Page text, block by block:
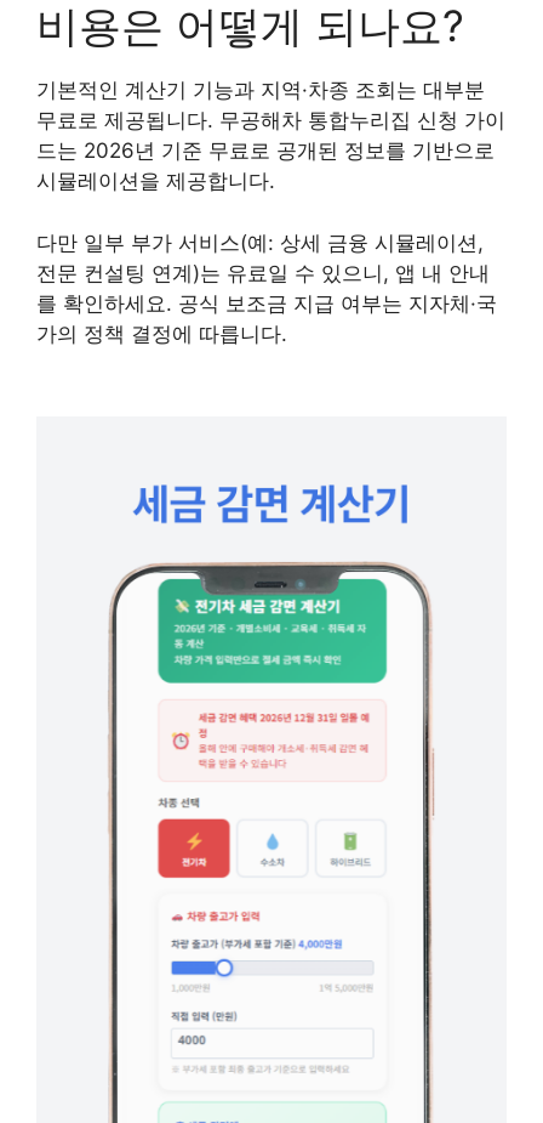
비용은 어떻게 되나요?
기본적인 계산기 기능과 지역·차종 조회는 대부분
무료로 제공됩니다. 무공해차 통합누리집 신청 가이
드는 2026년 기준 무료로 공개된 정보를 기반으로
시뮬레이션을 제공합니다.
다만 일부 부가 서비스(예: 상세 금융 시뮬레이션,
전문 컨설팅 연계)는 유료일 수 있으니, 앱 내 안내
를 확인하세요. 공식 보조금 지급 여부는 지자체·국
가의 정책 결정에 따릅니다.